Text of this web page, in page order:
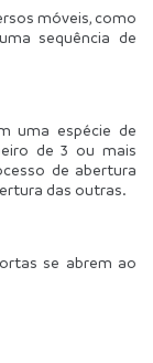
móveis, como
sequência de
uma espécie de
de 3 ou mais
de abertura
das outras.
se abrem ao